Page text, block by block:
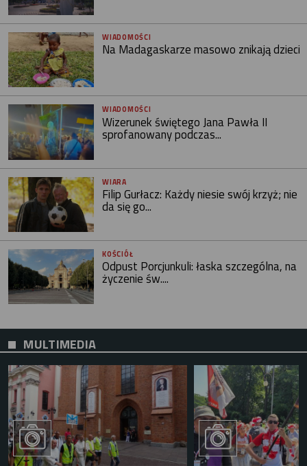
WIADOMOŚCI
Na Madagaskarze masowo znikają dzieci
WIADOMOŚCI
Wizerunek świętego Jana Pawła II
sprofanowany podczas...
WIARA
Filip Gurłacz: Każdy niesie swój krzyż; nie
da się go...
KOŚCIÓŁ
Odpust Porcjunkuli: łaska szczególna, na
życzenie św....
MULTIMEDIA